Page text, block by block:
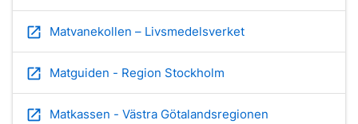
open_in_new Matvanekollen – Livsmedelsverket
open_in_new Matguiden - Region Stockholm
open_in_new Matkassen - Västra Götalandsregionen